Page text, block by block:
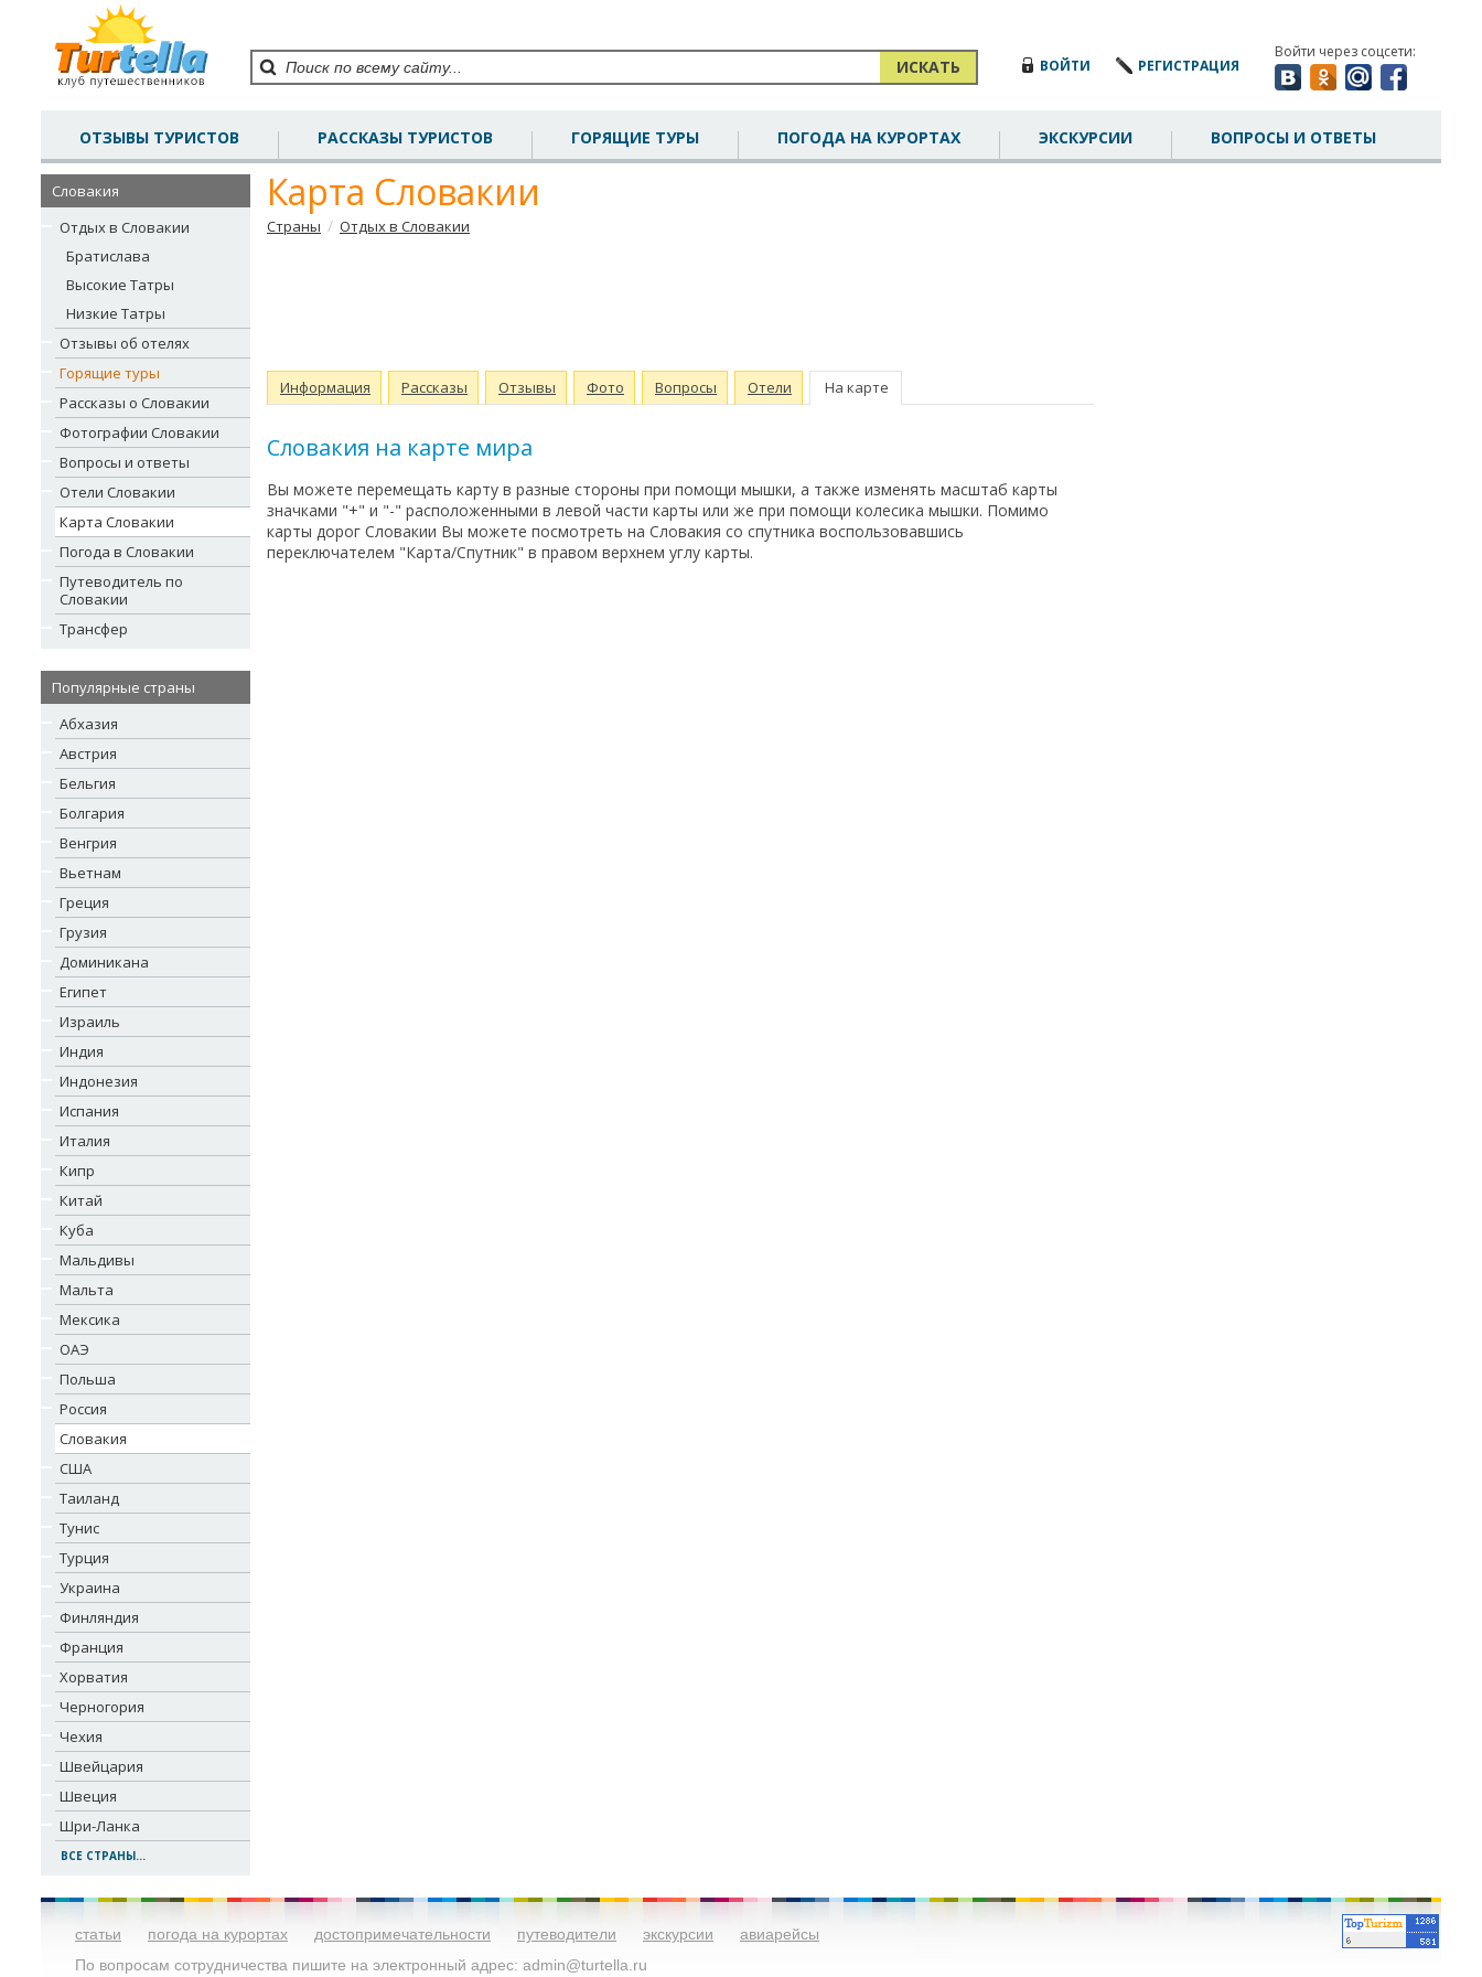
ИСКАТЬ ВОЙТИ РЕГИСТРАЦИЯ
Войти через соцсети:
ОТЗЫВЫ ТУРИСТОВ РАССКАЗЫ ТУРИСТОВ ГОРЯЩИЕ ТУРЫ ПОГОДА НА КУРОРТАХ ЭКСКУРСИИ ВОПРОСЫ И ОТВЕТЫ
Словакия
Отдых в Словакии
Братислава
Высокие Татры
Низкие Татры
Отзывы об отелях
Горящие туры
Рассказы о Словакии
Фотографии Словакии
Вопросы и ответы
Отели Словакии
Карта Словакии
Погода в Словакии
Путеводитель по
Словакии
Трансфер
Популярные страны
Абхазия
Австрия
Бельгия
Болгария
Венгрия
Вьетнам
Греция
Грузия
Доминикана
Египет
Израиль
Индия
Индонезия
Испания
Италия
Кипр
Китай
Куба
Мальдивы
Мальта
Мексика
ОАЭ
Польша
Россия
Словакия
США
Таиланд
Тунис
Турция
Украина
Финляндия
Франция
Хорватия
Черногория
Чехия
Швейцария
Швеция
Шри-Ланка
ВСЕ СТРАНЫ...
Карта Словакии
Страны / Отдых в Словакии
Информация Рассказы Отзывы Фото Вопросы Отели На карте
Словакия на карте мира
Вы можете перемещать карту в разные стороны при помощи мышки, а также изменять масштаб карты
значками "+" и "-" расположенными в левой части карты или же при помощи колесика мышки. Помимо
карты дорог Словакии Вы можете посмотреть на Словакия со спутника воспользовавшись
переключателем "Карта/Спутник" в правом верхнем углу карты.
статьи погода на курортах достопримечательности путеводители экскурсии
авиарейсы
По вопросам сотрудничества пишите на электронный адрес: admin@turtella.ru